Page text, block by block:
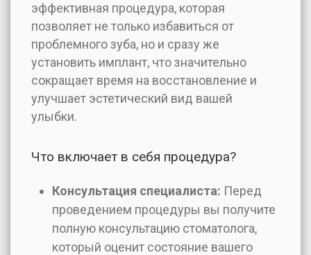
эффективная процедура, которая
позволяет не только избавиться от
проблемного зуба, но и сразу же
установить имплант, что значительно
сокращает время на восстановление и
улучшает эстетический вид вашей
улыбки.
Что включает в себя процедура?
Консультация специалиста: Перед
проведением процедуры вы получите
полную консультацию стоматолога,
который оценит состояние вашего